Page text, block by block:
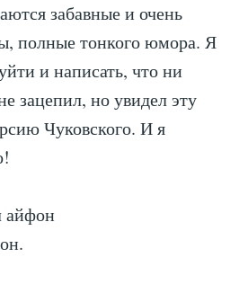
забавные и очень
полные тонкого юмора. Я
и написать, что ни
зацепил, но увидел эту
Чуковского. И я
айфон